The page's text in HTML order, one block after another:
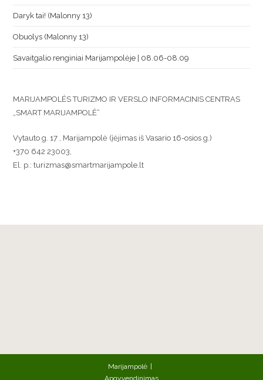
Daryk tai! (Malonny 13)
Obuolys (Malonny 13)
Savaitgalio renginiai Marijampolėje | 08.06-08.09
MARIJAMPOLĖS TURIZMO IR VERSLO INFORMACINIS CENTRAS
„SMART MARIJAMPOLĖ“
Vytauto g. 17 , Marijampolė (įėjimas iš Vasario 16-osios g.)
+370 642 23003,
El. p.: turizmas@smartmarijampole.lt
Marijampolė
Apgyvendinimas